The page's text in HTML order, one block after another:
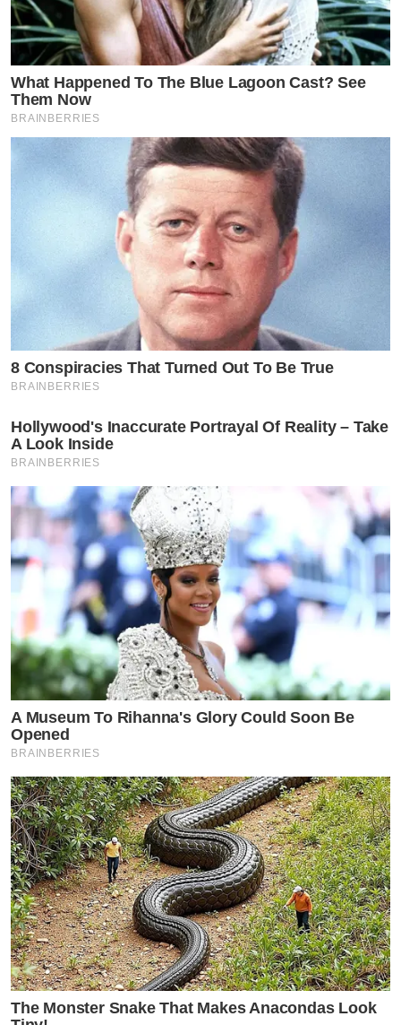
What Happened To The Blue Lagoon Cast? See
Them Now
BRAINBERRIES
8 Conspiracies That Turned Out To Be True
BRAINBERRIES
Hollywood's Inaccurate Portrayal Of Reality – Take
A Look Inside
BRAINBERRIES
A Museum To Rihanna's Glory Could Soon Be
Opened
BRAINBERRIES
The Monster Snake That Makes Anacondas Look